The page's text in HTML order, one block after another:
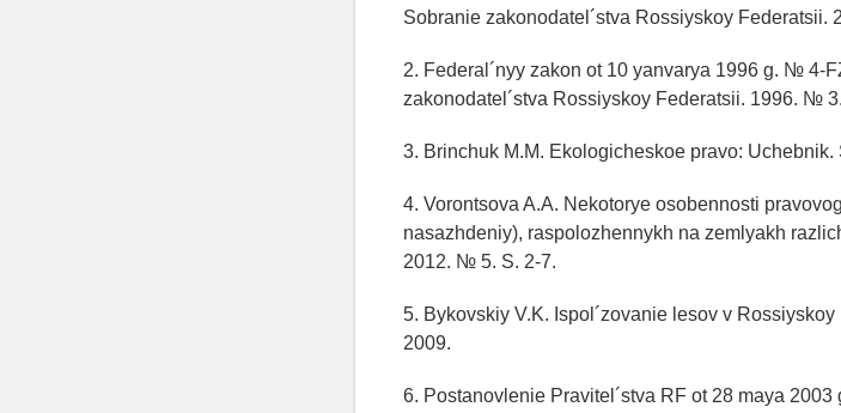
Sobranie zakonodatel´stva Rossiyskoy Federatsii.
2. Federal´nyy zakon ot 10 yanvarya 1996 g. № 4-
zakonodatel´stva Rossiyskoy Federatsii. 1996. №
3. Brinchuk M.M. Ekologicheskoe pravo: Uchebnik.
4. Vorontsova A.A. Nekotorye osobennosti
nasazhdeniy), raspolozhennykh na zemlyakh
2012. № 5. S. 2-7.
5. Bykovskiy V.K. Ispol´zovanie lesov v
2009.
6. Postanovlenie Pravitel´stva RF ot 28 maya